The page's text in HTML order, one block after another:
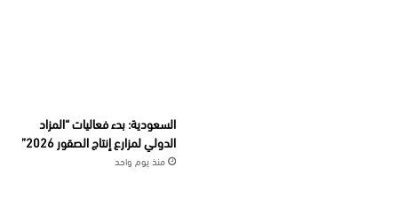
السعودية: بدء فعاليات “المزاد
الدولي لمزارع إنتاج الصقور 2026”
منذ يوم واحد